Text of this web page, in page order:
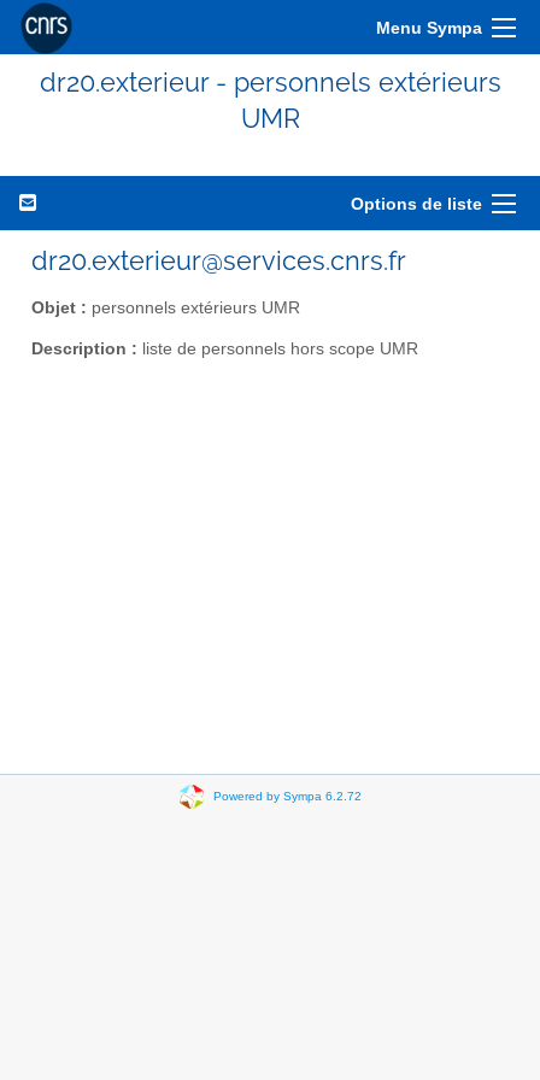
Menu Sympa
dr20.exterieur - personnels extérieurs
UMR
Options de liste
dr20.exterieur@services.cnrs.fr
Objet : personnels extérieurs UMR
Description : liste de personnels hors scope UMR
Powered by Sympa 6.2.72